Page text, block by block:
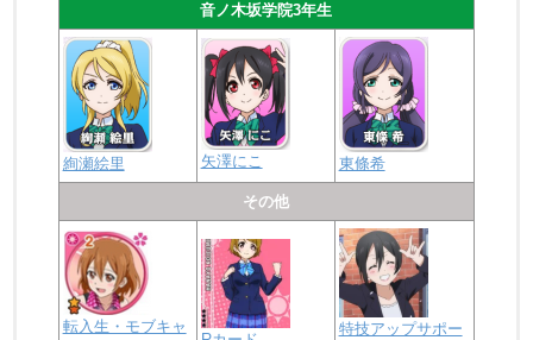
音ノ木坂学院3年生
絢瀬絵里 矢澤にこ 東條希
その他
転入生・モブキャ 特技アップサポー